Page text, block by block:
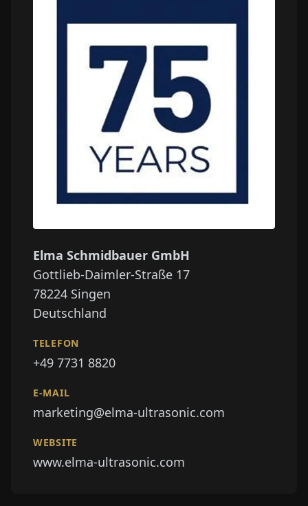
Elma Schmidbauer GmbH
Gottlieb-Daimler-Straße 17
78224 Singen
Deutschland
TELEFON
+49 7731 8820
E-MAIL
marketing@elma-ultrasonic.com
WEBSITE
www.elma-ultrasonic.com